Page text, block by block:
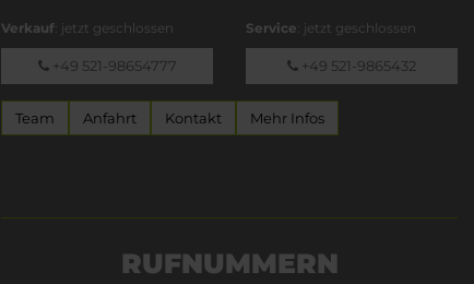
Verkauf: jetzt geschlossen
+49 521-98654777
Service: jetzt geschlossen
+49 521-9865432
Team Anfahrt Kontakt Mehr Infos
RUFNUMMERN